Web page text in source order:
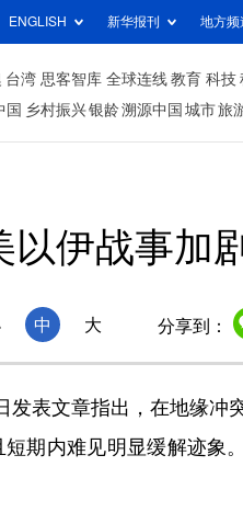
ENGLISH 新华报刊 地方频
台湾 思客智库 全球连线 教育 科技
国 乡村振兴银龄溯源中国 城市旅
伊战事加
中 大 分享到：
表文章指出，在地缘冲
期内难见明显缓解迹象